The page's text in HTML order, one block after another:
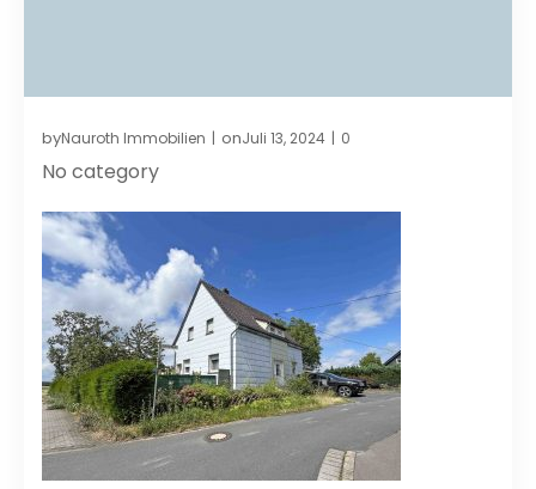
byNauroth Immobilien | onJuli 13, 2024 | 0
No category